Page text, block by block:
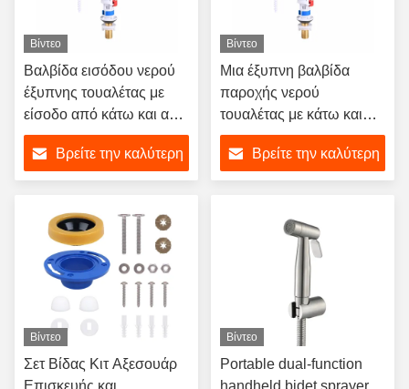
Βίντεο
Βαλβίδα εισόδου νερού
έξυπνης τουαλέτας με
είσοδο από κάτω και από
το πλάι, κατάλληλη για τις
αγορές του Ηνωμένου
Βασιλείου και της
Βρείτε την καλύτερη
Βίντεο
Μια έξυπνη βαλβίδα
παροχής νερού
τουαλέτας με κάτω και
πλευρική είσοδο
Βρείτε την καλύτερη
Βίντεο
Σετ Βίδας Κιτ Αξεσουάρ
Επισκευής και
Βίντεο
Portable dual-function
handheld bidet sprayer